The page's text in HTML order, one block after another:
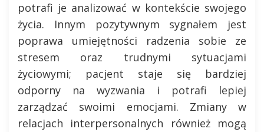
potrafi je analizować w kontekście swojego
życia. Innym pozytywnym sygnałem jest
poprawa umiejętności radzenia sobie ze
stresem oraz trudnymi sytuacjami
życiowymi; pacjent staje się bardziej
odporny na wyzwania i potrafi lepiej
zarządzać swoimi emocjami. Zmiany w
relacjach interpersonalnych również mogą